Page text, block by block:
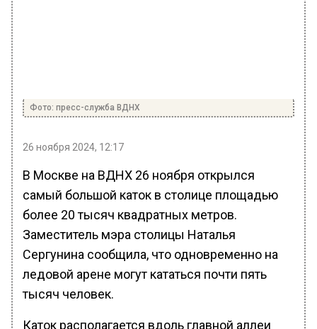
Фото: пресс-служба ВДНХ
26 ноября 2024, 12:17
В Москве на ВДНХ 26 ноября открылся
самый большой каток в столице площадью
более 20 тысяч квадратных метров.
Заместитель мэра столицы Наталья
Сергунина сообщила, что одновременно на
ледовой арене могут кататься почти пять
тысяч человек.
Каток располагается вдоль главной аллеи